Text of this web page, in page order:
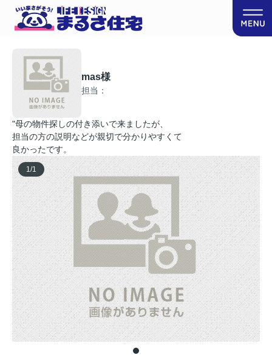
mas様
担当：
"母の物件探しの付き添いで来ましたが、
担当の方の説明などが親切で分かりやすくて
良かったです。
1/1